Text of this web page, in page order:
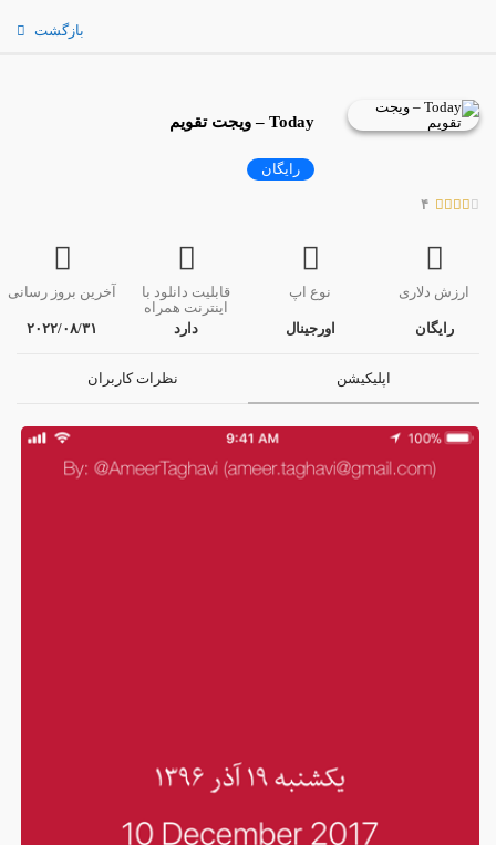
بازگشت
Today – ویجت تقویم
رایگان
۴
ارزش دلاری
رایگان
نوع اپ
اورجینال
قابلیت دانلود با
اینترنت همراه
دارد
آخرین بروز رسانی
۲۰۲۲/۰۸/۳۱
اپلیکیشن نظرات کاربران